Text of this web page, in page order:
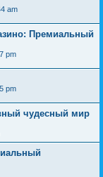
am
Премиальный
pm
pm
чудесный мир